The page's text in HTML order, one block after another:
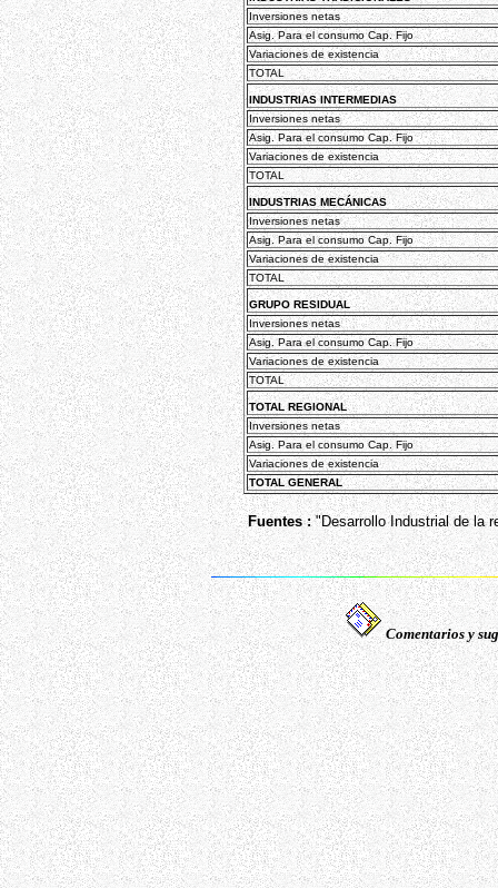
Inversiones netas
Asig. Para el consumo Cap. Fijo
Variaciones de existencia
TOTAL
INDUSTRIAS INTERMEDIAS
Inversiones netas
Asig. Para el consumo Cap. Fijo
Variaciones de existencia
TOTAL
INDUSTRIAS MECÁNICAS
Inversiones netas
Asig. Para el consumo Cap. Fijo
Variaciones de existencia
TOTAL
GRUPO RESIDUAL
Inversiones netas
Asig. Para el consumo Cap. Fijo
Variaciones de existencia
TOTAL
TOTAL REGIONAL
Inversiones netas
Asig. Para el consumo Cap. Fijo
Variaciones de existencia
TOTAL GENERAL
Fuentes : "Desarrollo Industrial de la
Comentarios y